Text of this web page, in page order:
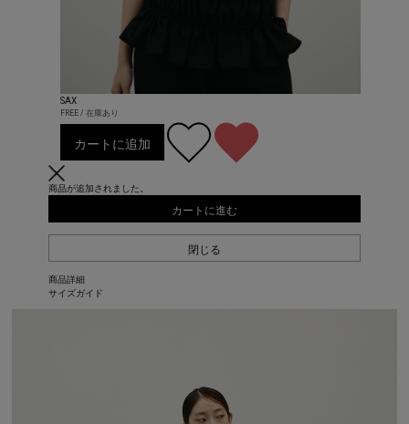
SAX
FREE / 在庫あり
カートに追加
商品が追加されました。
カートに進む
閉じる
商品詳細
サイズガイド